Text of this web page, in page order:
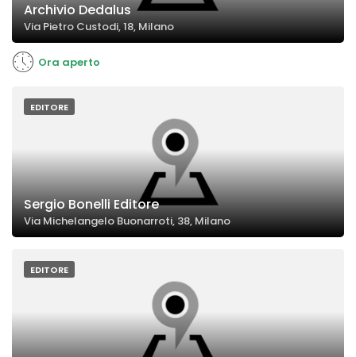
Archivio Dedalus
Via Pietro Custodi, 18, Milano
Ora aperto
EDITORE
Sergio Bonelli Editore
Via Michelangelo Buonarroti, 38, Milano
EDITORE